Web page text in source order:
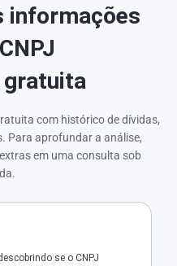
informações
com histórico de dívidas,
Para aprofundar a análise,
em uma consulta sob
se o CNPJ